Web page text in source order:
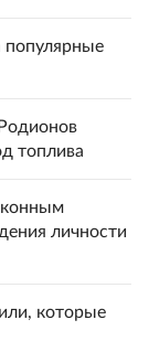
популярные
топлива
личности
которые